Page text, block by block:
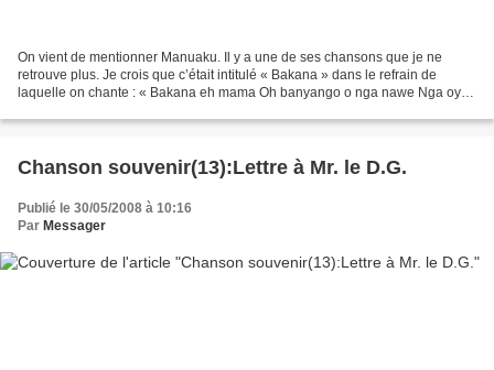
On vient de mentionner Manuaku. Il y a une de ses chansons que je ne
retrouve plus. Je crois que c’était intitulé « Bakana » dans le refrain de
laquelle on chante : « Bakana eh mama Oh banyango o nga nawe Nga oyo
Chanson souvenir(13):Lettre à Mr. le D.G.
Publié le 30/05/2008 à 10:16
Par Messager